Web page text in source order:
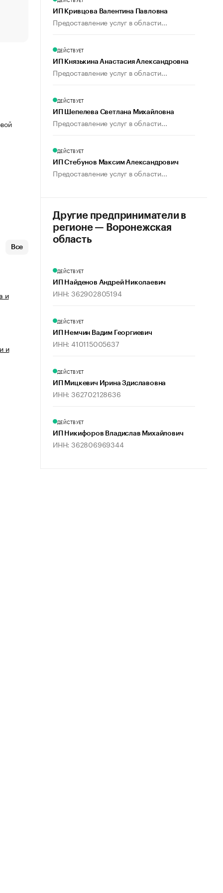
Что обвинения против Павла Дурова значат для
пользователей
Все
и
и
ИП Кривцова Валентина Павловна
Предоставление услуг в области...
ДЕЙСТВУЕТ
ИП Князькина Анастасия Александровна
Предоставление услуг в области...
ДЕЙСТВУЕТ
ИП Шепелева Светлана Михайловна
Предоставление услуг в области...
ДЕЙСТВУЕТ
ИП Стебунов Максим Александрович
Предоставление услуг в области...
Другие предприниматели в
регионе — Воронежская
область
ДЕЙСТВУЕТ
ИП Найденов Андрей Николаевич
ИНН: 362902805194
ДЕЙСТВУЕТ
ИП Немчин Вадим Георгиевич
ИНН: 410115005637
ДЕЙСТВУЕТ
ИП Мицкевич Ирина Здиславовна
ИНН: 362702128636
ДЕЙСТВУЕТ
ИП Никифоров Владислав Михайлович
ИНН: 362806969344